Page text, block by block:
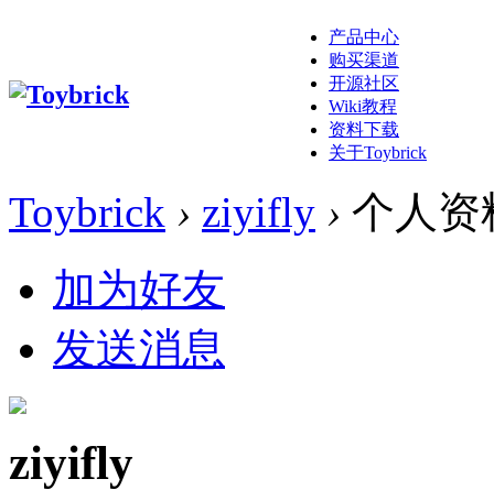
产品中心
购买渠道
开源社区
Wiki教程
资料下载
关于Toybrick
Toybrick › ziyifly › 个人资
加为好友
发送消息
ziyifly